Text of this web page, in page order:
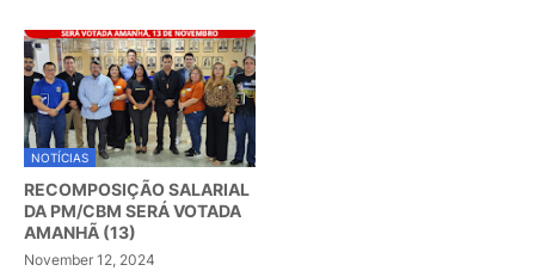
NOTÍCIAS
RECOMPOSIÇÃO SALARIAL
DA PM/CBM SERÁ VOTADA
AMANHÃ (13)
November 12, 2024